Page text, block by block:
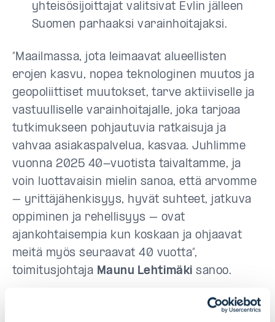
yhteisösijoittajat valitsivat Evlin jälleen
Suomen parhaaksi varainhoitajaksi.
”Maailmassa, jota leimaavat alueellisten
erojen kasvu, nopea teknologinen muutos ja
geopoliittiset muutokset, tarve aktiiviselle ja
vastuulliselle varainhoitajalle, joka tarjoaa
tutkimukseen pohjautuvia ratkaisuja ja
vahvaa asiakaspalvelua, kasvaa. Juhlimme
vuonna 2025 40-vuotista taivaltamme, ja
voin luottavaisin mielin sanoa, että arvomme
– yrittäjähenkisyys, hyvät suhteet, jatkuva
oppiminen ja rehellisyys – ovat
ajankohtaisempia kun koskaan ja ohjaavat
meitä myös seuraavat 40 vuotta”,
toimitusjohtaja Maunu Lehtimäki sanoo.